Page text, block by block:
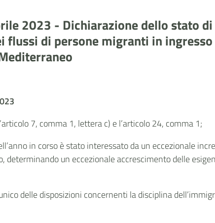
2023 - Dichiarazione dello stato
flussi di persone migranti in
7, comma 1, lettera c) e l’articolo 24, comma 1;
in corso è stato interessato da un eccezionale
un eccezionale accrescimento delle
delle disposizioni concernenti la disciplina